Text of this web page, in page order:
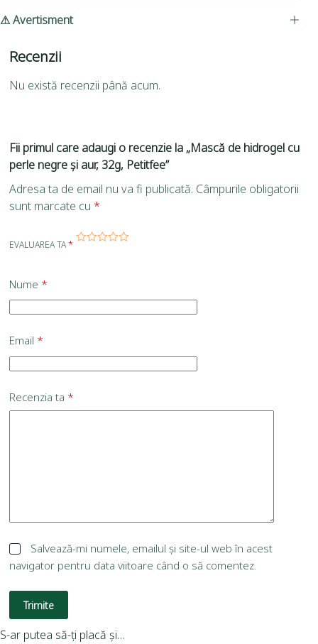
⚠ Avertisment
Recenzii
Nu există recenzii până acum.
Fii primul care adaugi o recenzie la „Mască de hidrogel cu
perle negre și aur, 32g, Petitfee”
Adresa ta de email nu va fi publicată. Câmpurile obligatorii
sunt marcate cu *
EVALUAREA TA*
Nume *
Email *
Recenzia ta *
Salvează-mi numele, emailul și site-ul web în acest
navigator pentru data viitoare când o să comentez.
Trimite
S-ar putea să-ți placă și…